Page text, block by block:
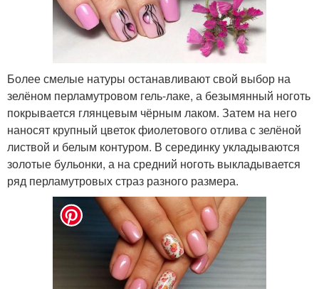
Более смелые натуры останавливают свой выбор на
зелёном перламутровом гель-лаке, а безымянный ноготь
покрывается глянцевым чёрным лаком. Затем на него
наносят крупный цветок фиолетового отлива с зелёной
листвой и белым контуром. В серединку укладываются
золотые бульонки, а на средний ноготь выкладывается
ряд перламутровых страз разного размера.